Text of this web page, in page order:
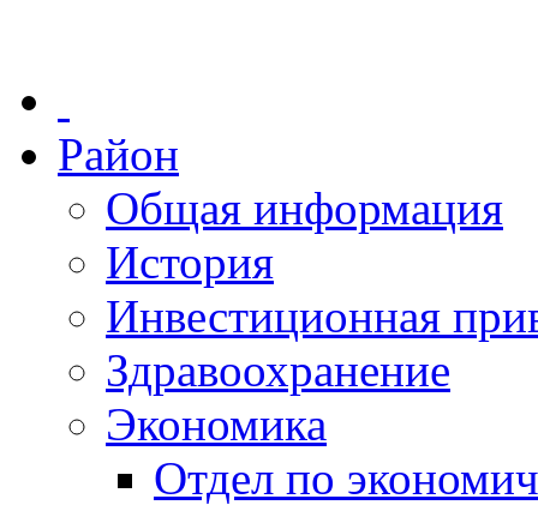
Район
Общая информация
История
Инвестиционная
Здравоохранение
Экономика
Отдел по